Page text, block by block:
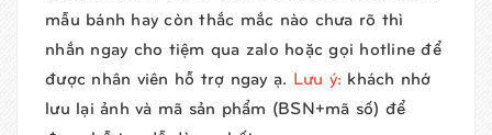
mẫu bánh hay còn thắc mắc nào chưa rõ thì
nhắn ngay cho tiệm qua zalo hoặc gọi hotline để
được nhân viên hỗ trợ ngay ạ. Lưu ý: khách nhớ
lưu lại ảnh và mã sản phẩm (BSN+mã số) để